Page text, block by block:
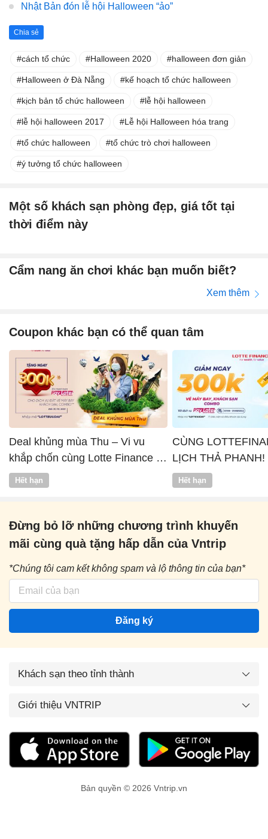
Nhật Bản đón lễ hội Halloween “ảo”
Chia sẻ
cách tổ chức Halloween 2020 halloween đơn giản
Halloween ở Đà Nẵng kế hoạch tổ chức halloween
kịch bản tổ chức halloween lễ hội halloween
lễ hội halloween 2017 Lễ hội Halloween hóa trang
tổ chức halloween tổ chức trò chơi halloween
ý tưởng tổ chức halloween
Một số khách sạn phòng đẹp, giá tốt tại
thời điểm này
Cẩm nang ăn chơi khác bạn muốn biết?
Xem thêm
Coupon khác bạn có thể quan tâm
Deal khủng mùa Thu – Vi vu
khắp chốn cùng Lotte Finance x
Vntrip
Hết hạn
CÙNG
LỊCH THẢ PHANH!
Hết hạn
Đừng bỏ lỡ những chương trình khuyến
mãi cùng quà tặng hấp dẫn của Vntrip
*Chúng tôi cam kết không spam và lộ thông tin của bạn*
Đăng ký
Khách sạn theo tỉnh thành
Giới thiệu VNTRIP
Bản quyền © 2026 Vntrip.vn